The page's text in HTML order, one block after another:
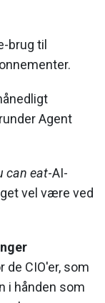
brug til
Agent
can eat-AI-
vel være ved
de CIO'er, som
i hånden som